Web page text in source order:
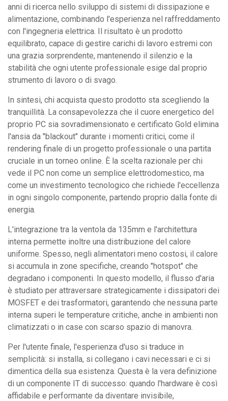
anni di ricerca nello sviluppo di sistemi di dissipazione e
alimentazione, combinando l'esperienza nel raffreddamento
con l'ingegneria elettrica. Il risultato è un prodotto
equilibrato, capace di gestire carichi di lavoro estremi con
una grazia sorprendente, mantenendo il silenzio e la
stabilità che ogni utente professionale esige dal proprio
strumento di lavoro o di svago.
In sintesi, chi acquista questo prodotto sta scegliendo la
tranquillità. La consapevolezza che il cuore energetico del
proprio PC sia sovradimensionato e certificato Gold elimina
l'ansia da "blackout" durante i momenti critici, come il
rendering finale di un progetto professionale o una partita
cruciale in un torneo online. È la scelta razionale per chi
vede il PC non come un semplice elettrodomestico, ma
come un investimento tecnologico che richiede l'eccellenza
in ogni singolo componente, partendo proprio dalla fonte di
energia.
L'integrazione tra la ventola da 135mm e l'architettura
interna permette inoltre una distribuzione del calore
uniforme. Spesso, negli alimentatori meno costosi, il calore
si accumula in zone specifiche, creando "hotspot" che
degradano i componenti. In questo modello, il flusso d'aria
è studiato per attraversare strategicamente i dissipatori dei
MOSFET e dei trasformatori, garantendo che nessuna parte
interna superi le temperature critiche, anche in ambienti non
climatizzati o in case con scarso spazio di manovra.
Per l'utente finale, l'esperienza d'uso si traduce in
semplicità: si installa, si collegano i cavi necessari e ci si
dimentica della sua esistenza. Questa è la vera definizione
di un componente IT di successo: quando l'hardware è così
affidabile e performante da diventare invisibile,